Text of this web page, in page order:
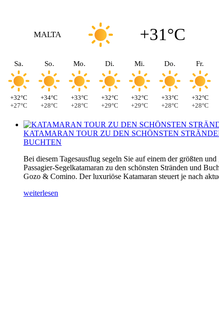
MALTA +31°C
Sa.
+32°C
+27°C
So.
+34°C
+28°C
Mo.
+33°C
+28°C
Di.
+32°C
+29°C
Mi.
+32°C
+29°C
Do.
+33°C
+28°C
Fr.
+32°C
+28°C
KATAMARAN TOUR ZU DEN SCHÖNSTEN
BUCHTEN
Bei diesem Tagesausflug segeln Sie auf einem der größten und
Passagier-Segelkatamaran zu den schönsten Stränden und
Gozo & Comino. Der luxuriöse Katamaran steuert je nach
weiterlesen